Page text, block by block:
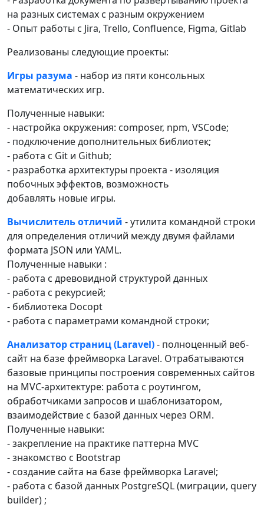
на разных системах с разным окружением
- Опыт работы с Jira, Trello, Confluence, Figma, Gitlab
Реализованы следующие проекты:
Игры разума - набор из пяти консольных
математических игр.
Полученные навыки:
- настройка окружения: composer, npm, VSCode;
- подключение дополнительных библиотек;
- работа с Git и Github;
- разработка архитектуры проекта - изоляция
побочных эффектов, возможность
добавлять новые игры.
Вычислитель отличий - утилита командной строки
для определения отличий между двумя файлами
формата JSON или YAML.
Полученные навыки :
- работа с древовидной структурой данных
- работа с рекурсией;
- библиотека Docopt
- работа с параметрами командной строки;
Анализатор страниц (Laravel)- полноценный веб-
сайт на базе фреймворка Laravel. Отрабатываются
базовые принципы построения современных сайтов
на MVC-архитектуре: работа с роутингом,
обработчиками запросов и шаблонизатором,
взаимодействие с базой данных через ORM.
Полученные навыки:
- закрепление на практике паттерна MVC
- знакомство с Bootstrap
- создание сайта на базе фреймворка Laravel;
- работа с базой данных PostgreSQL (миграции, query
builder) ;